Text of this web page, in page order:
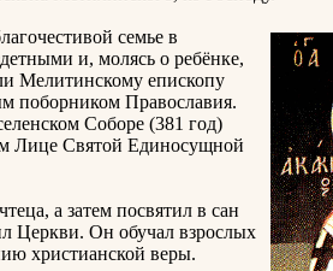
семье в
и, молясь о ребёнке,
Мелитинскому епископу
поборником Православия.
Соборе (381 год)
Лице Святой Единосущной
а затем посвятил в сан
Церкви. Он обучал взрослых
христианской веры.